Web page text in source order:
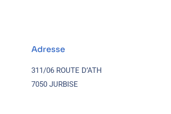
Adresse
311/06 ROUTE D’ATH
7050 JURBISE